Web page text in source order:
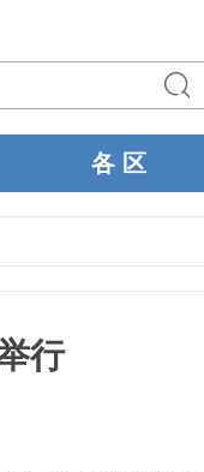
各 区
行